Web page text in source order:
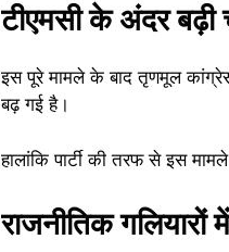
टीएमसी के अंदर बढ़ी
इस पूरे मामले के बाद तृणमूल
बढ़ गई है।
हालांकि पार्टी की तरफ से इस
राजनीतिक